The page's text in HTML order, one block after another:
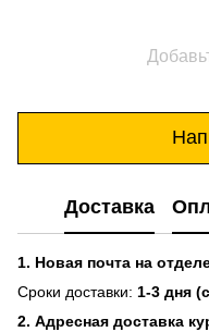
Доставка
1. Новая почта на
Сроки доставки: 1-3 дня
2. Адресная доставка